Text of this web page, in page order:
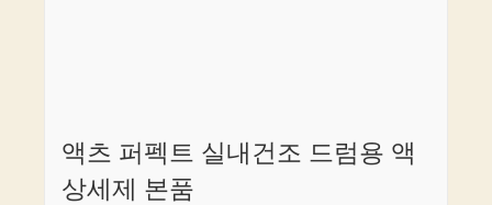
액츠 퍼펙트 실내건조 드럼용 액
상세제 본품